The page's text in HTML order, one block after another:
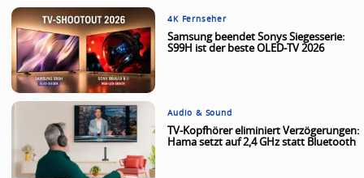
4K Fernseher
Samsung beendet Sonys Siegesserie:
S99H ist der beste OLED-TV 2026
Audio & Sound
TV-Kopfhörer eliminiert Verzögerungen:
Hama setzt auf 2,4 GHz statt Bluetooth